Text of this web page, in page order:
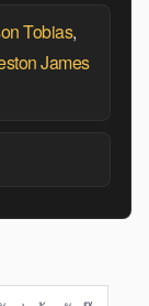
Tobias,
James